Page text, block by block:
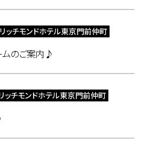
ッチモンドホテル東京門前仲町
ムのご案内♪
ッチモンドホテル東京門前仲町